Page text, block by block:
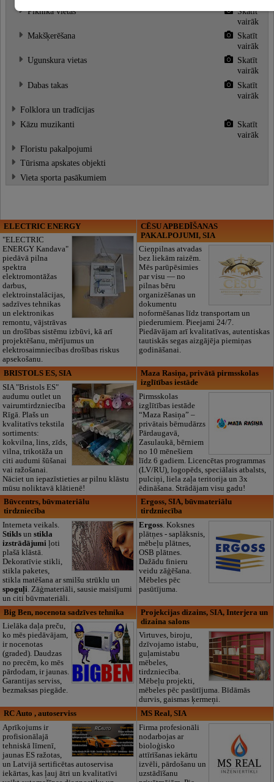
Piknika vietas
Skatīt
vairāk
Makšķerēšana
Skatīt
vairāk
Ugunskura vietas
Skatīt
vairāk
Dabas takas
Skatīt
vairāk
Folklora un tradīcijas
Kāzu muzikanti
Skatīt
vairāk
Floristu pakalpojumi
Tūrisma apskates objekti
Vieta sporta pasākumiem
ELECTRIC ENERGY
"ELECTRIC
ENERGY Kandava"
piedāvā pilna
spektra
elektromontāžas
darbus,
elektroinstalācijas,
sadzīves tehnikas
un elektronikas
remontu, vājstrāvas
un drošības sistēmu izbūvi, kā arī
projektēšanu, mērījumus un
elektrosaimniecības drošības riskus
apsekošanu.
CĒSU APBEDĪŠANAS
PAKALPOJUMI, SIA
Cieņpilnas atvadas
bez liekām raizēm.
Mēs parūpēsimies
par visu — no
pilnas bēru
organizēšanas un
dokumentu
noformēšanas līdz transportam un
piederumiem. Pieejami 24/7.
Piedāvājam arī kvalitatīvas, autentiskas
tautiskās segas aizgājēja piemiņas
godināšanai.
BRISTOLS ES, SIA
SIA "Bristols ES"
audumu outlet un
vairumtirdzniecība
Rīgā. Plašs un
kvalitatīvs tekstila
sortiments:
kokvilna, lins, zīds,
vilna, trikotāža un
citi audumi šūšanai
vai ražošanai.
Nāciet un iepazīstieties ar pilnu klāstu
mūsu noliktavā klātienē!
Maza Rasiņa, privātā pirmsskolas
izglītības iestāde
Pirmsskolas
izglītības iestāde
“Maza Rasiņa” –
privātais bērnudārzs
Pārdaugavā,
Zasulaukā, bērniem
no 10 mēnešiem
līdz 6 gadiem. Licencētas programmas
(LV/RU), logopēds, speciālais atbalsts,
pulciņi, liela zaļa teritorija un 3x
ēdināšana. Strādājam visu gadu!
Būvcentrs, būvmateriālu
tirdzniecība
Interneta veikals.
Stiklsun stikla
izstrādājumiļoti
plašā klāstā.
Dekoratīvie stikli,
stikla paketes,
stikla matēšana ar smilšu strūklu un
spoguļi. Zāģmateriāli, sausie maisījumi
un citi būvmateriāli.
Ergoss, SIA, būvmateriālu
tirdzniecība
Ergoss. Koksnes
plātņes - saplāksnis,
mēbeļu plātnes,
OSB plātnes.
Dažādu finieru
veidu zāģēšana.
Mēbeles pēc
pasūtījuma.
Big Ben, nocenota sadzīves tehnika
Lielāka daļa preču,
ko mēs piedāvājam,
ir nocenotas
(graded). Daudzas
no precēm, ko mēs
pārdodam, ir jaunas.
Garantijas serviss,
bezmaksas piegāde.
Projekcijas dizains, SIA, Interjera un
dizaina salons
Virtuves, biroju,
dzīvojamo istabu,
guļamistabu
mēbeles,
tirdzniecība.
Mēbeļu projekti,
mēbeles pēc pasūtījuma. Bīdāmās
durvis, gaismas ķermeņi.
RC Auto , autoserviss
Aprīkojums ir
profisionālajā
tehniskā līmenī,
jaunas ES ražotas,
un Latvijā sertificētas autoservisa
iekārtas, kas ļauj ātri un kvalitatīvi
MS Real, SIA
Firma profesionāli
nodarbojas ar
bioloģisko
attīrīšanas iekārtu
izvēli, pārdošanu un
uzstādīšanu